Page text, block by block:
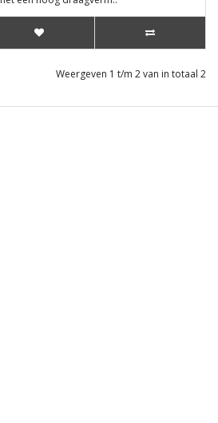
Weergeven 1 t/m 2 van in totaal 2